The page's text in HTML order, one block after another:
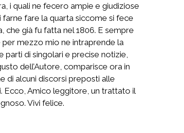
i quali ne fecero ampie e giudiziose
fare la quarta siccome si fece
che già fu fatta nel 1806. E sempre
per mezzo mio ne intraprende la
di singolari e precise notizie,
dell’Autore, comparisce ora in
di alcuni discorsi preposti alle
Ecco, Amico leggitore, un trattato il
Vivi felice.